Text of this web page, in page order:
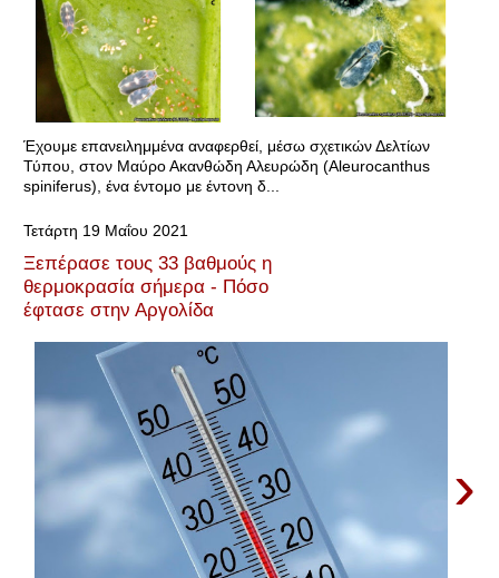
Έχουμε επανειλημμένα αναφερθεί, μέσω σχετικών Δελτίων
Τύπου, στον Μαύρο Ακανθώδη Αλευρώδη (Aleurocanthus
spiniferus), ένα έντομο με έντονη δ...
Τετάρτη 19 Μαΐου 2021
Ξεπέρασε τους 33 βαθμούς η
θερμοκρασία σήμερα - Πόσο
έφτασε στην Αργολίδα
›